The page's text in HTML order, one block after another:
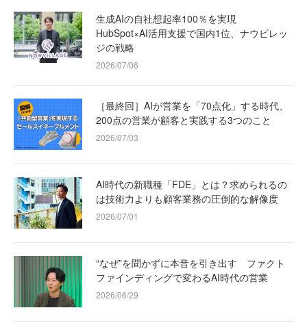
生成AIの自社想起率100％を実現
HubSpot×AI活用支援で国内1位、ナウビレッ
ジの戦略
2026/07/06
［最終回］AIが営業を「70点化」する時代、
200点の営業が顧客と実践する3つのこと
2026/07/03
AI時代の新職種「FDE」とは？求められるの
は技術力よりも顧客業務の圧倒的な解像度
2026/07/01
“なぜ”を聞かずに本音を引き出す ファクト
ファインディングで変わるAI時代の営業
2026/06/29